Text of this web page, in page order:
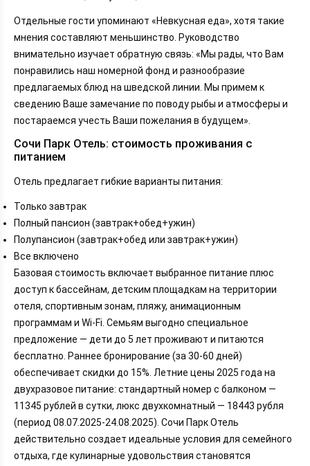
Отдельные гости упоминают «Невкусная еда», хотя такие
мнения составляют меньшинство. Руководство
внимательно изучает обратную связь: «Мы рады, что Вам
понравились наш номерной фонд и разнообразие
предлагаемых блюд на шведской линии. Мы примем к
сведению Ваше замечание по поводу рыбы и атмосферы и
постараемся учесть Ваши пожелания в будущем».
Сочи Парк Отель: стоимость проживания с
питанием
Отель предлагает гибкие варианты питания:
Только завтрак
Полный пансион (завтрак+обед+ужин)
Полупансион (завтрак+обед или завтрак+ужин)
Все включено
Базовая стоимость включает выбранное питание плюс
доступ к бассейнам, детским площадкам на территории
отеля, спортивным зонам, пляжу, анимационным
программам и Wi-Fi. Семьям выгодно специальное
предложение — дети до 5 лет проживают и питаются
бесплатно. Раннее бронирование (за 30-60 дней)
обеспечивает скидки до 15%. Летние цены 2025 года на
двухразовое питание: стандартный номер с балконом —
11345 рублей в сутки, люкс двухкомнатный — 18443 рубля
(период 08.07.2025-24.08.2025). Сочи Парк Отель
действительно создает идеальные условия для семейного
отдыха, где кулинарные удовольствия становятся